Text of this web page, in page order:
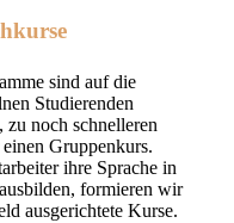
sind auf die
Studierenden
zu noch schnelleren
Gruppenkurs.
ihre Sprache in
formieren wir
ausgerichtete Kurse.